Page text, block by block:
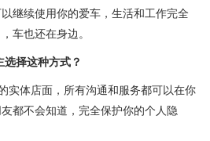
继续使用你的爱车，生活和工作完全
车也还在身边。
择这种方式？
实体店面，所有沟通和服务都可以在你
都不会知道，完全保护你的个人隐